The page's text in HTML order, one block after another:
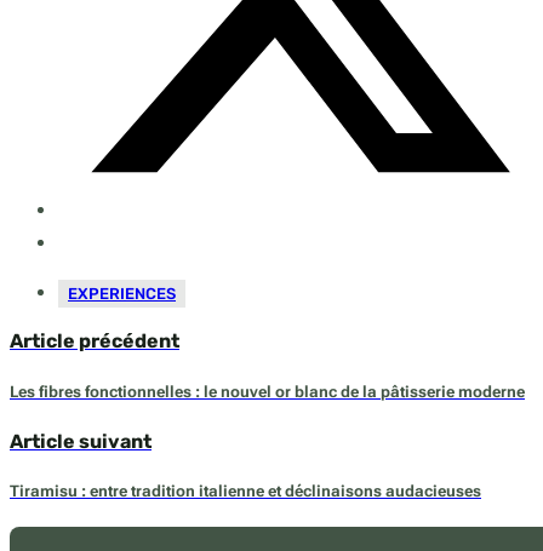
EXPERIENCES
Article précédent
Les fibres fonctionnelles : le nouvel or blanc de la pâtisserie moderne
Article suivant
Tiramisu : entre tradition italienne et déclinaisons audacieuses